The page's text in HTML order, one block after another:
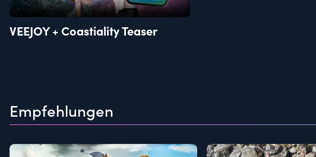
VEEJOY + Coastiality Teaser
Empfehlungen